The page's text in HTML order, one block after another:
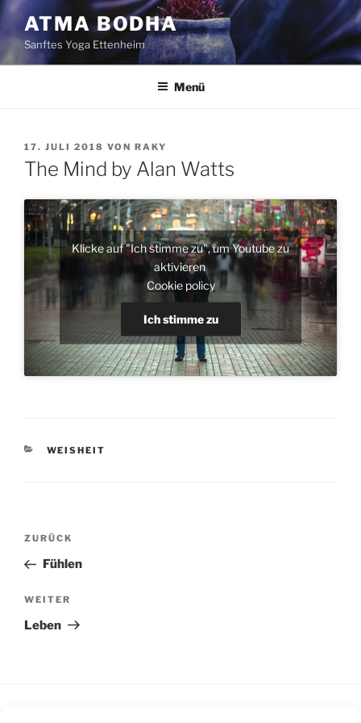
Zum
Inhalt
springen
ATMA BODHA
Sanftes Yoga Ettenheim
Menü
VERÖFFENTLICHT
AM
17. JULI 2018 VON RAKY
The Mind by Alan Watts
Klicke auf "Ich stimme zu", um Youtube zu
aktivieren
Cookie policy
Ich stimme zu
KATEGORIEN
WEISHEIT
Beitragsnavigation
Vorheriger
Beitrag
ZURÜCK
Fühlen
Nächster
Beitrag
WEITER
Leben